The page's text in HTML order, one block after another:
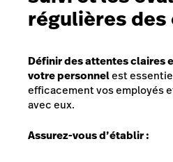
régulières des
Définir des attentes claires
votre personnelest
efficacement vos employés
avec eux.
Assurez-vous d’établir :